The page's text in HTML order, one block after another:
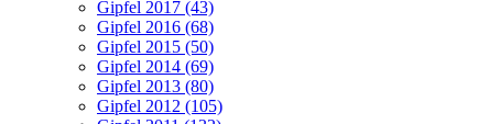
Gipfel 2017 (43)
Gipfel 2016 (68)
Gipfel 2015 (50)
Gipfel 2014 (69)
Gipfel 2013 (80)
Gipfel 2012 (105)